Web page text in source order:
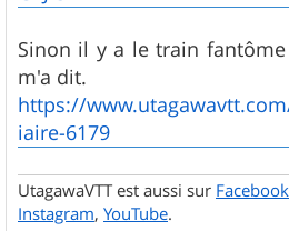
Sinon il y a le train
m'a dit.
https://
iaire-6179
UtagawaVTT est aussi sur Facebook
Instagram, YouTube.